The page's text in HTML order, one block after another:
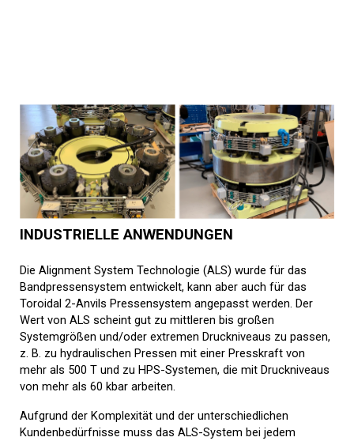
INDUSTRIELLE ANWENDUNGEN
Die Alignment System Technologie (ALS) wurde für das
Bandpressensystem entwickelt, kann aber auch für das
Toroidal 2-Anvils Pressensystem angepasst werden. Der
Wert von ALS scheint gut zu mittleren bis großen
Systemgrößen und/oder extremen Druckniveaus zu passen,
z. B. zu hydraulischen Pressen mit einer Presskraft von
mehr als 500 T und zu HPS-Systemen, die mit Druckniveaus
von mehr als 60 kbar arbeiten.
Aufgrund der Komplexität und der unterschiedlichen
Kundenbedürfnisse muss das ALS-System bei jedem